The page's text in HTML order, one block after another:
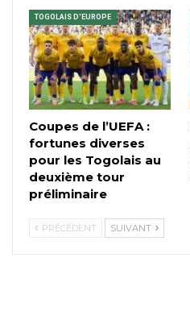
TOGOLAIS D'EUROPE
Coupes de l’UEFA :
fortunes diverses
pour les Togolais au
deuxième tour
préliminaire
PRÉCÉDENT SUIVANT